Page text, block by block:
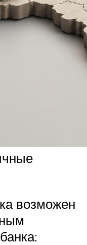
возможен